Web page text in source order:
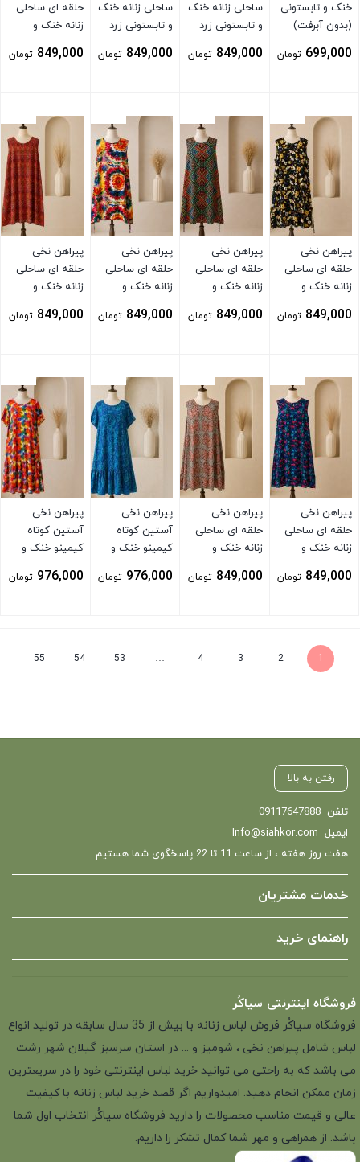
خنک و تابستونی
(بدون آبرفت)
699,000 تومان
ساحلی زنانه خنک
و تابستونی زرد
849,000 تومان
ساحلی زنانه خنک
و تابستونی زرد
849,000 تومان
حلقه ای ساحلی
زنانه خنک و
آبرفت) سبز
849,000 تومان
پیراهن نخی
حلقه ای ساحلی
زنانه خنک و
آبرفت) مشکی
849,000 تومان
پیراهن نخی
حلقه ای ساحلی
زنانه خنک و
آبرفت)
849,000 تومان
پیراهن نخی
حلقه ای ساحلی
زنانه خنک و
آبرفت)
849,000 تومان
پیراهن نخی
حلقه ای ساحلی
زنانه خنک و
آبرفت) نارنجی
849,000 تومان
پیراهن نخی
حلقه ای ساحلی
زنانه خنک و
آبرفت) آبی
849,000 تومان
پیراهن نخی
حلقه ای ساحلی
زنانه خنک و
آبرفت) پلنگی
849,000 تومان
پیراهن نخی
آستین کوتاه
کیمینو خنک و
آبرفت) آبی
976,000 تومان
پیراهن نخی
آستین کوتاه
کیمینو خنک و
آبرفت) نارنجی
976,000 تومان
1
2
3
4
…
53
54
55
رفتن به بالا
تلفن 09117647888
ایمیل Info@siahkor.com
هفت روز هفته ، از ساعت 11 تا 22 پاسخگوی شما هستیم.
خدمات مشتریان
راهنمای خرید
فروشگاه اینترنتی سیاکُر
فروشگاه سیاکُر فروش لباس زنانه با بیش از 35 سال سابقه در تولید انواع
لباس شامل پیراهن نخی ، شومیز و ... در استان سرسبز گیلان شهر رشت
می باشد که به راحتی می توانید خرید لباس اینترنتی خود را در سریعترین
زمان ممکن انجام دهید. امیدواریم اگر قصد خرید لباس زنانه با کیفیت
عالی و قیمت مناسب محصولات را دارید فروشگاه سیاکُر انتخاب اول شما
باشد. از همراهی و مهر شما کمال تشکر را داریم.